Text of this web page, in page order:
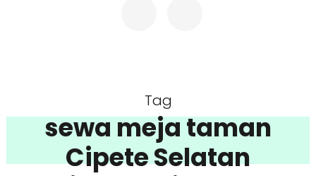
Tag
sewa meja taman
Cipete Selatan